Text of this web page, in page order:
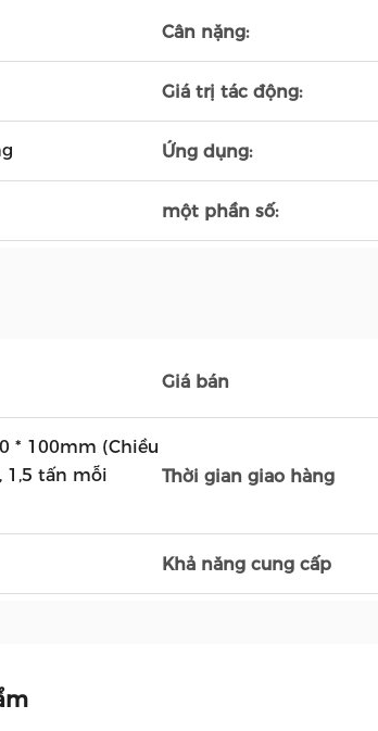
Cân nặng:
Giá trị tác động:
Ứng dụng:
một phần số:
Giá bán
* 100mm (Chiều
1,5 tấn mỗi
Thời gian giao hàng
Khả năng cung cấp